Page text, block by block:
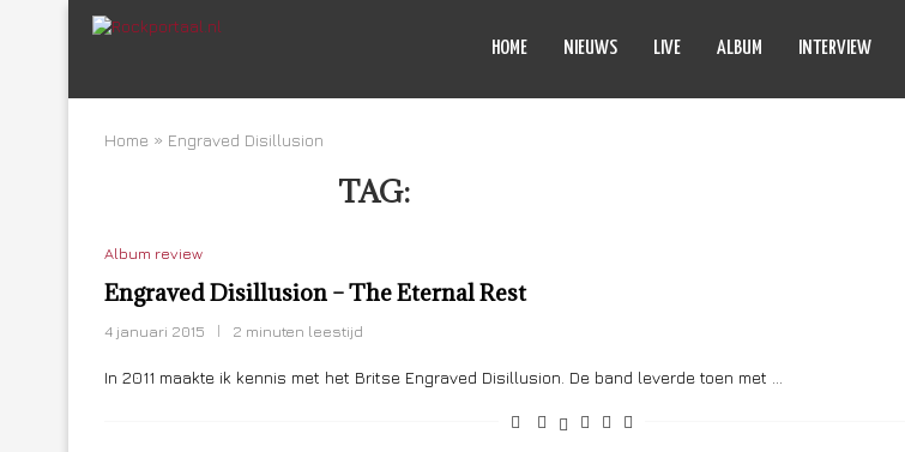
HOME NIEUWS LIVE ALBUM INTERVIEW
Home » Engraved Disillusion
TAG:
Album review
Engraved Disillusion – The Eternal Rest
4 januari 2015 2 minuten leestijd
In 2011 maakte ik kennis met het Britse Engraved Disillusion. De band leverde toen met …